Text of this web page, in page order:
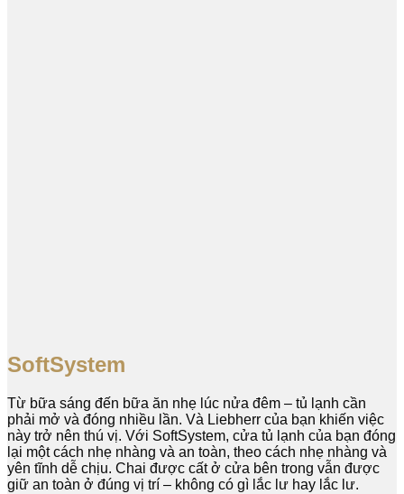
SoftSystem
Từ bữa sáng đến bữa ăn nhẹ lúc nửa đêm – tủ lạnh cần
phải mở và đóng nhiều lần. Và Liebherr của bạn khiến việc
này trở nên thú vị. Với SoftSystem, cửa tủ lạnh của bạn đóng
lại một cách nhẹ nhàng và an toàn, theo cách nhẹ nhàng và
yên tĩnh dễ chịu. Chai được cất ở cửa bên trong vẫn được
giữ an toàn ở đúng vị trí – không có gì lắc lư hay lắc lư.